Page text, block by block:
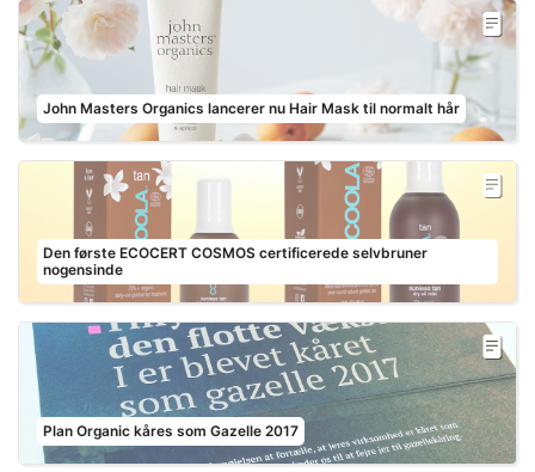
John Masters Organics lancerer nu Hair Mask til normalt hår
Den første ECOCERT COSMOS certificerede selvbruner
nogensinde
Plan Organic kåres som Gazelle 2017